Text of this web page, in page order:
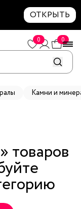
ОТКРЫТЬ
0 0
Камни и
» товаров